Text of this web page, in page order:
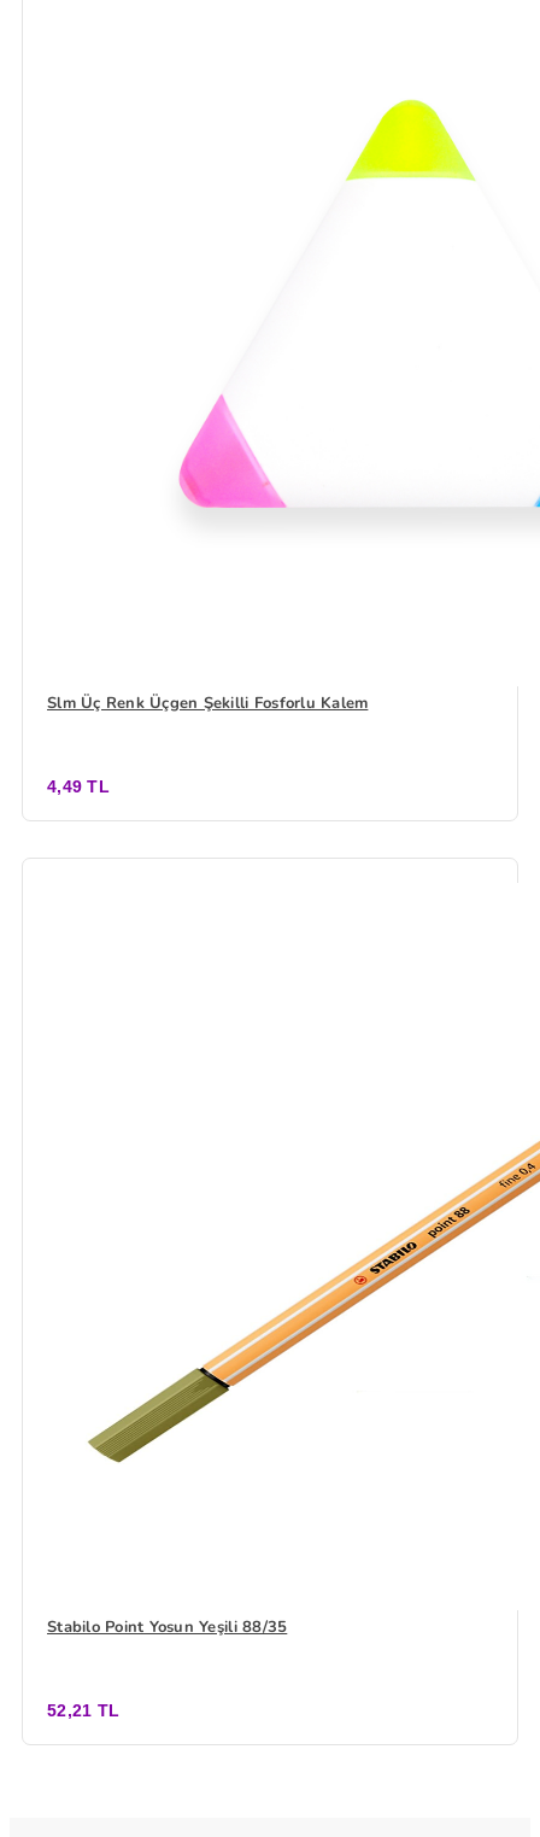
Slm Üç Renk Üçgen Şekilli Fosforlu Kalem
4,49 TL
Stabilo Point Yosun Yeşili 88/35
52,21 TL